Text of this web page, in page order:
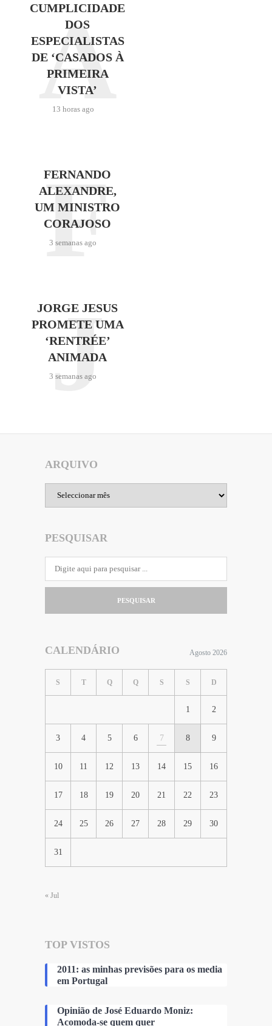
CUMPLICIDADE
DOS
ESPECIALISTAS
DE ‘CASADOS À
PRIMEIRA
VISTA’
13 horas ago
A
FERNANDO
ALEXANDRE,
UM MINISTRO
CORAJOSO
3 semanas ago
F
JORGE JESUS
PROMETE UMA
‘RENTRÉE’
ANIMADA
3 semanas ago
J
ARQUIVO
PESQUISAR
PESQUISAR
CALENDÁRIO Agosto 2026
S T Q Q S S D
1 2
3 4 5 6 7 8 9
10 11 12 13 14 15 16
17 18 19 20 21 22 23
24 25 26 27 28 29 30
31
« Jul
TOP VISTOS
2011: as minhas previsões para os media
em Portugal
Opinião de José Eduardo Moniz:
Acomoda-se quem quer